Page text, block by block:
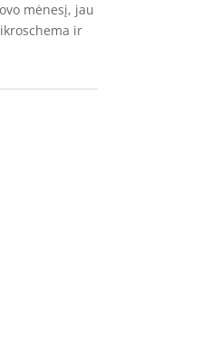
mėnesį, jau
ir